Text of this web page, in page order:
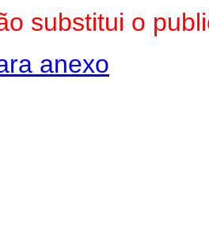
substitui o
anexo